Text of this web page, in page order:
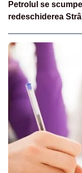
Petrolul se
redeschiderea